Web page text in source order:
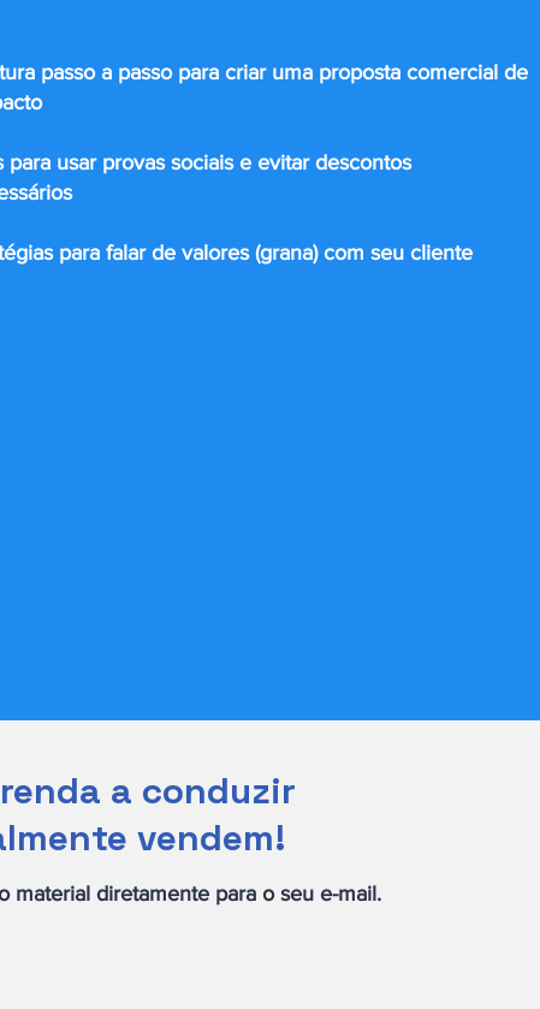
passo a passo para criar uma proposta comercial de
para usar provas sociais e evitar descontos
para falar de valores (grana) com seu cliente
a conduzir
vendem!
material diretamente para o seu e-mail.